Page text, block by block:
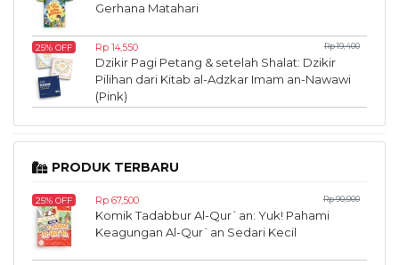
Gerhana Matahari
25% OFF Rp 14,550 Rp 19,400
Dzikir Pagi Petang & setelah Shalat: Dzikir
Pilihan dari Kitab al-Adzkar Imam an-Nawawi
(Pink)
PRODUK TERBARU
25% OFF Rp 67,500 Rp 90,000
Komik Tadabbur Al-Qur`an: Yuk! Pahami
Keagungan Al-Qur`an Sedari Kecil